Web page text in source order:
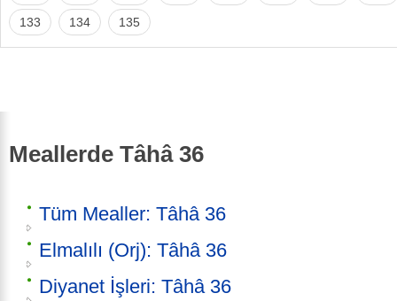
133 134 135
Meallerde Tâhâ 36
Tüm Mealler: Tâhâ 36
Elmalılı (Orj): Tâhâ 36
Diyanet İşleri: Tâhâ 36